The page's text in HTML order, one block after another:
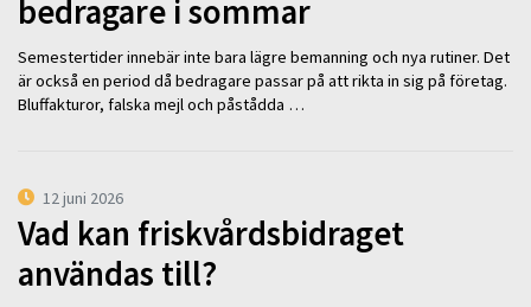
bedragare i sommar
Semestertider innebär inte bara lägre bemanning och nya rutiner. Det
är också en period då bedragare passar på att rikta in sig på företag.
Bluffakturor, falska mejl och påstådda …
12 juni 2026
Vad kan friskvårdsbidraget
användas till?